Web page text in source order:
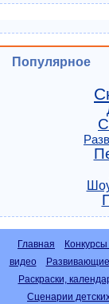
Популярное
Главная
видео
Раскраски,
Сценарии